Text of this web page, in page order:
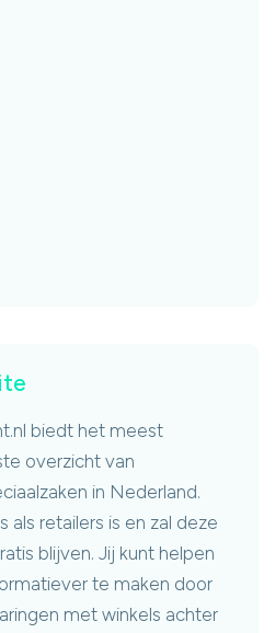
biedt het meest
overzicht van
in Nederland.
als retailers is en zal deze
blijven. Jij kunt helpen
te maken door
met winkels achter